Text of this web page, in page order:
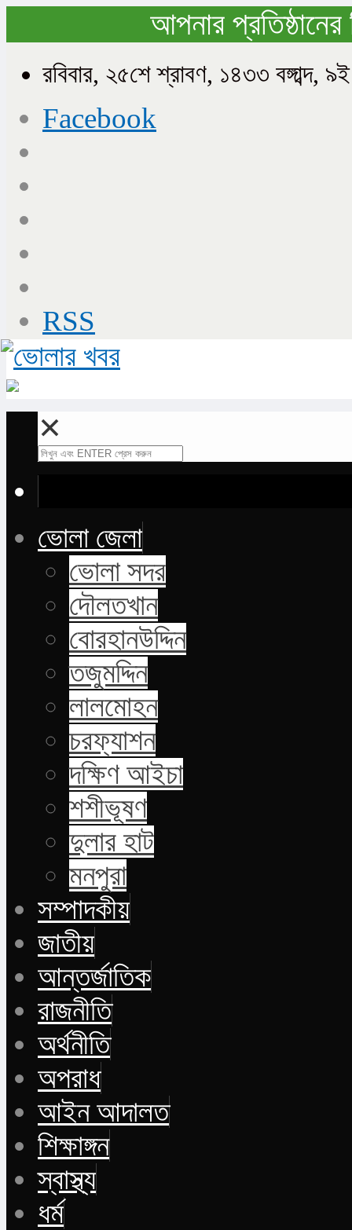
আপনার
রবিবার, ২৫শে শ্রাবণ, ১৪৩৩
Facebook
RSS
✕
ভোলা জেলা
ভোলা সদর
দৌলতখান
বোরহানউদ্দিন
তজুমদ্দিন
লালমোহন
চরফ্যাশন
দক্ষিণ আইচা
শশীভূষণ
দুলার হাট
মনপুরা
সম্পাদকীয়
জাতীয়
আন্তর্জাতিক
রাজনীতি
অর্থনীতি
অপরাধ
আইন আদালত
শিক্ষাঙ্গন
স্বাস্থ্য
ধর্ম